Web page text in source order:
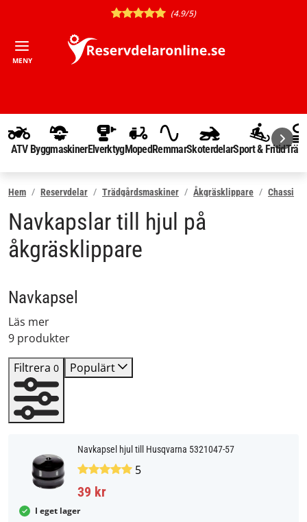
(4.9/5)
MENY
ATV ByggmaskinerElverktygMopedRemmarSkoterdelarSport & Fritid
Hem Reservdelar Trädgårdsmaskiner Åkgräsklippare Chassi
Navkapslar till hjul på
åkgräsklippare
Navkapsel
Läs mer
9 produkter
Filtrera 0 Populärt
Navkapsel hjul till Husqvarna 5321047-57
5
39 kr
I eget lager